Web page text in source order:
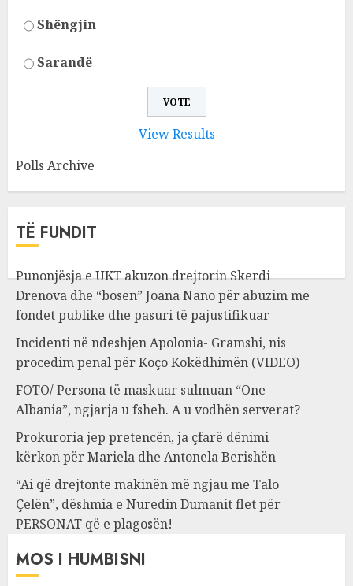
Shëngjin
Sarandë
View Results
Polls Archive
TË FUNDIT
Punonjësja e UKT akuzon drejtorin Skerdi
Drenova dhe “bosen” Joana Nano për abuzim me
fondet publike dhe pasuri të pajustifikuar
Incidenti në ndeshjen Apolonia- Gramshi, nis
procedim penal për Koço Kokëdhimën (VIDEO)
FOTO/ Persona të maskuar sulmuan “One
Albania”, ngjarja u fsheh. A u vodhën serverat?
Prokuroria jep pretencën, ja çfarë dënimi
kërkon për Mariela dhe Antonela Berishën
“Ai që drejtonte makinën më ngjau me Talo
Çelën”, dëshmia e Nuredin Dumanit flet për
PERSONAT që e plagosën!
MOS I HUMBISNI